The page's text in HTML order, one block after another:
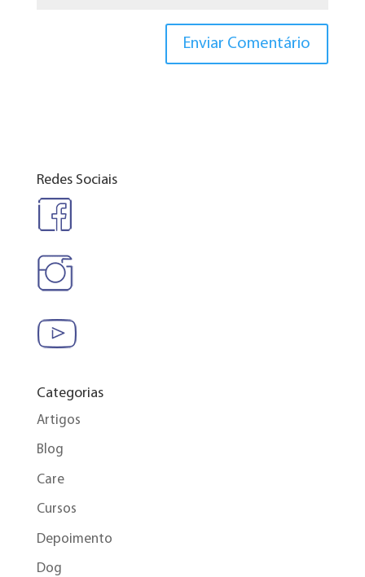
Redes Sociais
Categorias
Artigos
Blog
Care
Cursos
Depoimento
Dog